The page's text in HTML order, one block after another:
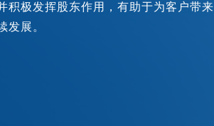
积极发挥股东作用，有助于为客户带来
发展。